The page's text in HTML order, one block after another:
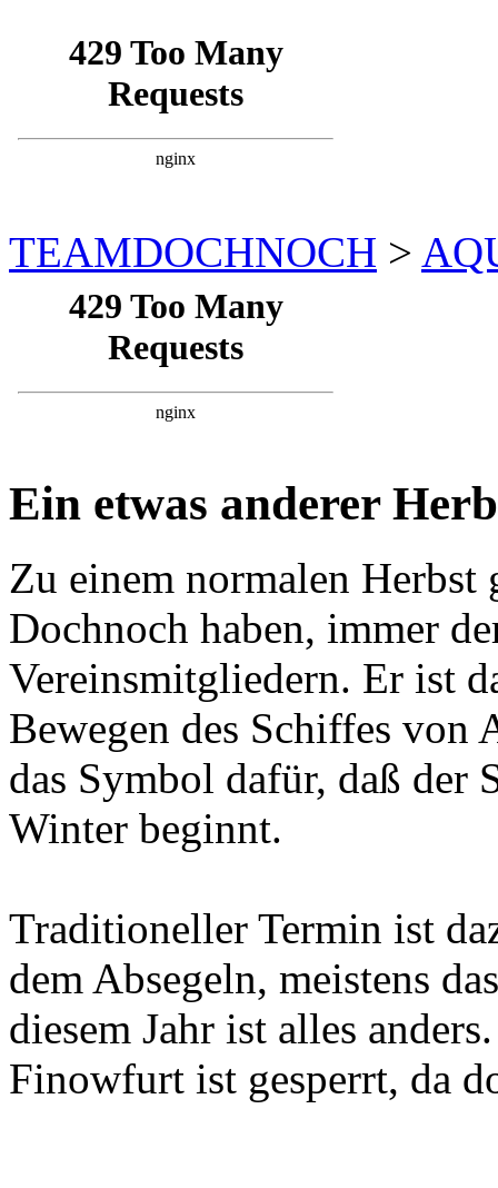
TEAMDOCHNOCH >
Ein etwas anderer
Zu einem normalen
Dochnoch haben, immer
Vereinsmitgliedern. Er ist
Bewegen des Schiffes von
das Symbol dafür, daß der
Winter beginnt.
Traditioneller Termin ist
dem Absegeln, meistens
diesem Jahr ist alles
Finowfurt ist gesperrt, da